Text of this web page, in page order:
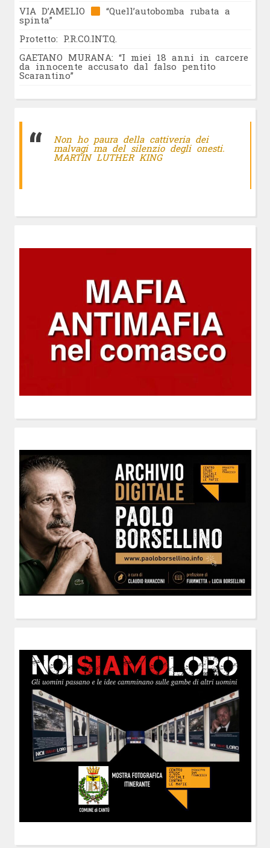
VIA D’AMELIO
“Quell’autobomba rubata a
spinta”
Protetto: P.R.CO.INT.Q.
GAETANO MURANA: “I miei 18 anni in carcere
da innocente accusato dal falso pentito
Scarantino”
Non ho paura della cattiveria dei
malvagi ma del silenzio degli onesti.
MARTIN LUTHER KING